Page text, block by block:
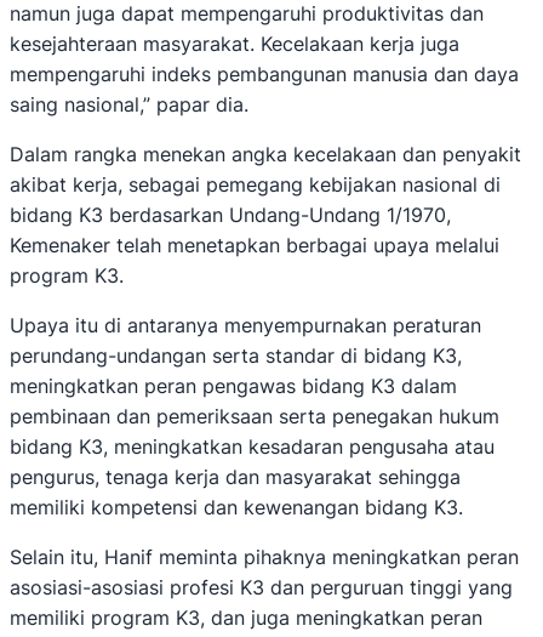
namun juga dapat mempengaruhi produktivitas dan
kesejahteraan masyarakat. Kecelakaan kerja juga
mempengaruhi indeks pembangunan manusia dan daya
saing nasional,” papar dia.
Dalam rangka menekan angka kecelakaan dan penyakit
akibat kerja, sebagai pemegang kebijakan nasional di
bidang K3 berdasarkan Undang-Undang 1/1970,
Kemenaker telah menetapkan berbagai upaya melalui
program K3.
Upaya itu di antaranya menyempurnakan peraturan
perundang-undangan serta standar di bidang K3,
meningkatkan peran pengawas bidang K3 dalam
pembinaan dan pemeriksaan serta penegakan hukum
bidang K3, meningkatkan kesadaran pengusaha atau
pengurus, tenaga kerja dan masyarakat sehingga
memiliki kompetensi dan kewenangan bidang K3.
Selain itu, Hanif meminta pihaknya meningkatkan peran
asosiasi-asosiasi profesi K3 dan perguruan tinggi yang
memiliki program K3, dan juga meningkatkan peran